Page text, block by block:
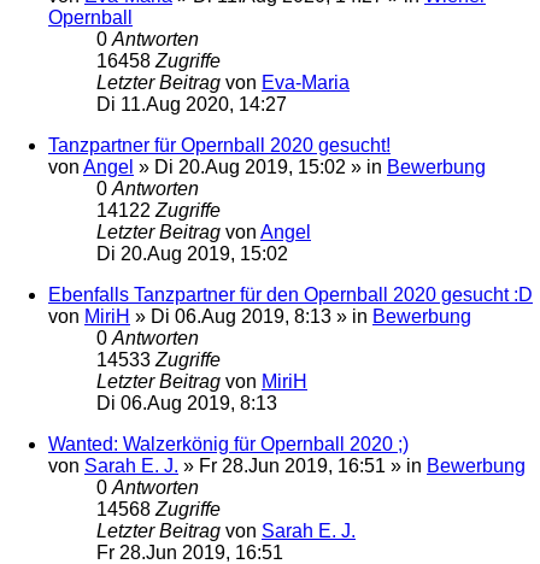
Opernball
0 Antworten
16458 Zugriffe
Letzter Beitrag von Eva-Maria
Di 11.Aug 2020, 14:27
Tanzpartner für Opernball 2020 gesucht!
von Angel » Di 20.Aug 2019, 15:02 » in Bewerbung
0 Antworten
14122 Zugriffe
Letzter Beitrag von Angel
Di 20.Aug 2019, 15:02
Ebenfalls Tanzpartner für den Opernball 2020 gesucht :D
von MiriH » Di 06.Aug 2019, 8:13 » in Bewerbung
0 Antworten
14533 Zugriffe
Letzter Beitrag von MiriH
Di 06.Aug 2019, 8:13
Wanted: Walzerkönig für Opernball 2020 ;)
von Sarah E. J. » Fr 28.Jun 2019, 16:51 » in Bewerbung
0 Antworten
14568 Zugriffe
Letzter Beitrag von Sarah E. J.
Fr 28.Jun 2019, 16:51